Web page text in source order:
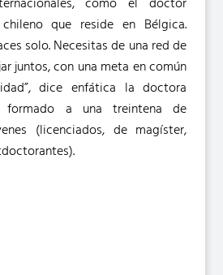
que reside en Bélgica.
solo. Necesitas de una red de
juntos, con una meta en común
dice enfática la doctora
formado a una treintena de
(licenciados, de magíster,